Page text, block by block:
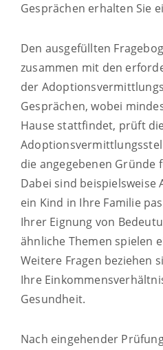
Gesprächen erhalten Sie
Den ausgefüllten
zusammen mit den
der
Gesprächen, wobei
Hause stattfindet, prüft
die angegebenen Gründe
Dabei sind beispielsweise
ein Kind in Ihre Familie
Ihrer Eignung von
ähnliche Themen spielen
Weitere Fragen beziehen
Ihre
Gesundheit.
Nach eingehender